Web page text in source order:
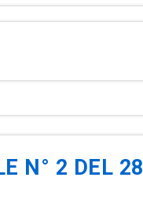
N° 2 DEL 28